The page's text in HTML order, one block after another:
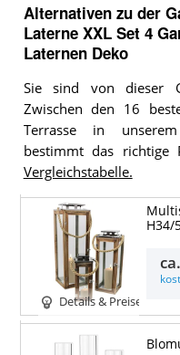
Alternativen zu der
Laterne XXL Set 4
Laternen Deko
Sie sind von dieser
Zwischen den 16
Terrasse in unserem
bestimmt das richtige
Vergleichstabelle.
Details & Preise
H34/